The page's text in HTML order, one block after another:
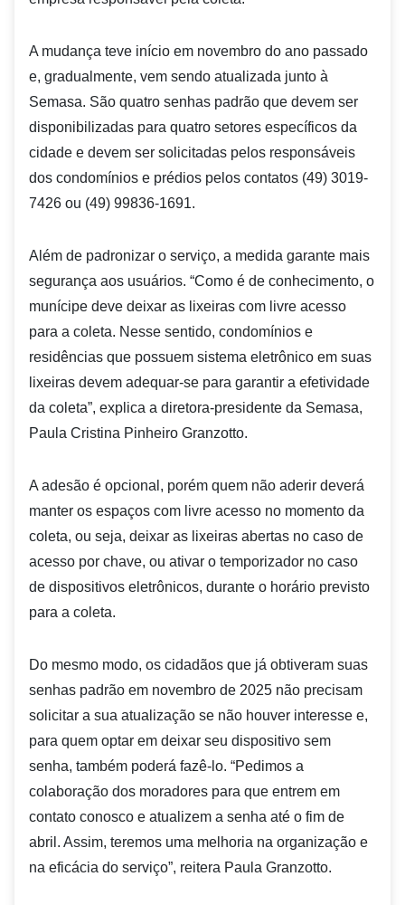
A mudança teve início em novembro do ano passado
e, gradualmente, vem sendo atualizada junto à
Semasa. São quatro senhas padrão que devem ser
disponibilizadas para quatro setores específicos da
cidade e devem ser solicitadas pelos responsáveis
dos condomínios e prédios pelos contatos (49) 3019-
7426 ou (49) 99836-1691.
Além de padronizar o serviço, a medida garante mais
segurança aos usuários. “Como é de conhecimento, o
munícipe deve deixar as lixeiras com livre acesso
para a coleta. Nesse sentido, condomínios e
residências que possuem sistema eletrônico em suas
lixeiras devem adequar-se para garantir a efetividade
da coleta”, explica a diretora-presidente da Semasa,
Paula Cristina Pinheiro Granzotto.
A adesão é opcional, porém quem não aderir deverá
manter os espaços com livre acesso no momento da
coleta, ou seja, deixar as lixeiras abertas no caso de
acesso por chave, ou ativar o temporizador no caso
de dispositivos eletrônicos, durante o horário previsto
para a coleta.
Do mesmo modo, os cidadãos que já obtiveram suas
senhas padrão em novembro de 2025 não precisam
solicitar a sua atualização se não houver interesse e,
para quem optar em deixar seu dispositivo sem
senha, também poderá fazê-lo. “Pedimos a
colaboração dos moradores para que entrem em
contato conosco e atualizem a senha até o fim de
abril. Assim, teremos uma melhoria na organização e
na eficácia do serviço”, reitera Paula Granzotto.